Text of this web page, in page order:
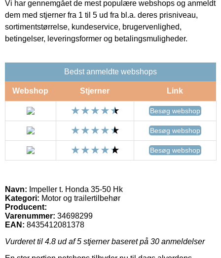
Vi har gennemgået de mest populære webshops og anmeldt
dem med stjerner fra 1 til 5 ud fra bl.a. deres prisniveau,
sortimentstørrelse, kundeservice, brugervenlighed,
betingelser, leveringsformer og betalingsmuligheder.
Bedst anmeldte webshops
Webshop Stjerner Link
Besøg webshop
Besøg webshop
Besøg webshop
Navn: Impeller t. Honda 35-50 Hk
Kategori: Motor og trailertilbehør
Producent:
Varenummer: 34698299
EAN: 8435412081378
Vurderet til 4.8 ud af 5 stjerner baseret på 30 anmeldelser